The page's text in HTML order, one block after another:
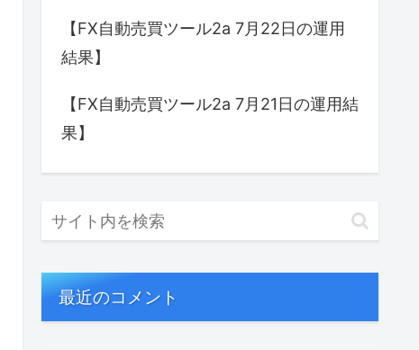
【FX自動売買ツール2a 7月22日の運用
結果】
【FX自動売買ツール2a 7月21日の運用結
果】
最近のコメント